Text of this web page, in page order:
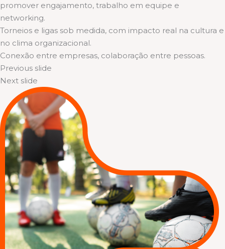
promover engajamento, trabalho em equipe e
networking.
Torneios e ligas sob medida, com impacto real na cultura e
no clima organizacional.
Conexão entre empresas, colaboração entre pessoas.
Previous slide
Next slide